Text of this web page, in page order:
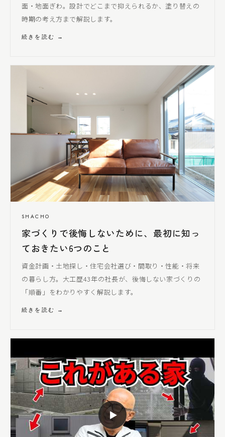
面・地面ぎわ。設計でどこまで抑えられるか、塗り替えの
時期の考え方まで解説します。
続きを読む →
SHACHO
家づくりで後悔しないために、最初に知っ
ておきたい6つのこと
資金計画・土地探し・住宅会社選び・間取り・性能・将来
の暮らし方。大工歴43年の社長が、後悔しない家づくりの
「順番」をわかりやすく解説します。
続きを読む →
▶